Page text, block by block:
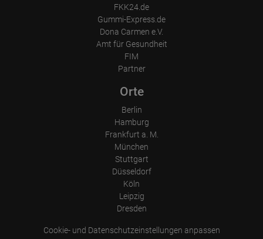
FKK24.de
Gummi-Express.de
Dona Carmen e.V.
Amt für Gesundheit
FIM
Partner
Orte
Berlin
Hamburg
Frankfurt a. M.
München
Stuttgart
Düsseldorf
Köln
Leipzig
Dresden
Cookie- und Datenschutzeinstellungen anpassen